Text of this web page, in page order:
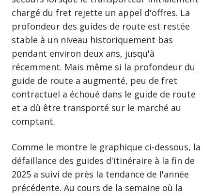
chargé du fret rejette un appel d'offres. La
profondeur des guides de route est restée
stable à un niveau historiquement bas
pendant environ deux ans, jusqu'à
récemment. Mais même si la profondeur du
guide de route a augmenté, peu de fret
contractuel a échoué dans le guide de route
et a dû être transporté sur le marché au
comptant.
Comme le montre le graphique ci-dessous, la
défaillance des guides d'itinéraire à la fin de
2025 a suivi de près la tendance de l'année
précédente. Au cours de la semaine où la